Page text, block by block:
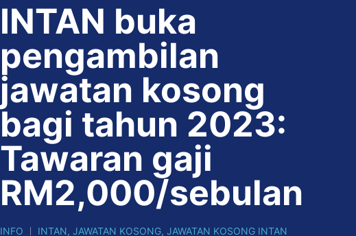
INTAN buka
pengambilan
jawatan kosong
bagi tahun 2023:
Tawaran gaji
RM2,000/sebulan
INFO INTAN, JAWATAN KOSONG, JAWATAN KOSONG INTAN